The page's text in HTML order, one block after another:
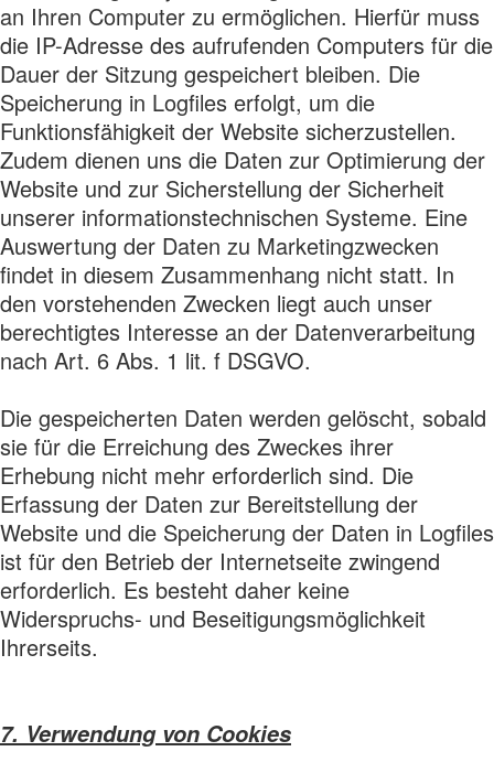
an Ihren Computer zu ermöglichen. Hierfür muss
die IP-Adresse des aufrufenden Computers für die
Dauer der Sitzung gespeichert bleiben. Die
Speicherung in Logfiles erfolgt, um die
Funktionsfähigkeit der Website sicherzustellen.
Zudem dienen uns die Daten zur Optimierung der
Website und zur Sicherstellung der Sicherheit
unserer informationstechnischen Systeme. Eine
Auswertung der Daten zu Marketingzwecken
findet in diesem Zusammenhang nicht statt. In
den vorstehenden Zwecken liegt auch unser
berechtigtes Interesse an der Datenverarbeitung
nach Art. 6 Abs. 1 lit. f DSGVO.
Die gespeicherten Daten werden gelöscht, sobald
sie für die Erreichung des Zweckes ihrer
Erhebung nicht mehr erforderlich sind. Die
Erfassung der Daten zur Bereitstellung der
Website und die Speicherung der Daten in Logfiles
ist für den Betrieb der Internetseite zwingend
erforderlich. Es besteht daher keine
Widerspruchs- und Beseitigungsmöglichkeit
Ihrerseits.
7. Verwendung von Cookies